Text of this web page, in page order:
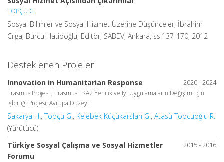
TOPÇU G.
Sosyal Bilimler ve Sosyal Hizmet Üzerine Düşünceler, İbrahim
Cılga, Burcu Hatiboğlu, Editör, SABEV, Ankara, ss.137-170, 2012
Desteklenen Projeler
2020 - 2024
Innovation in Humanitarian Response
Erasmus Projesi , Erasmus+ KA2 Yenilik ve İyi Uygulamaların Değişimi için
İşbirliği Projesi, Avrupa Düzeyi
Sakarya H.,Topçu G., Kelebek Küçükarslan G., Atasü Topcuoğlu R.
(Yürütücü)
2015 - 2016
Türkiye Sosyal Çalışma ve Sosyal Hizmetler
Forumu